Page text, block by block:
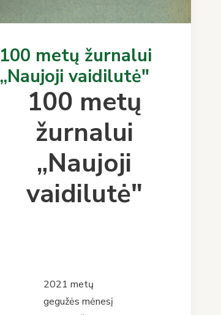
100 metų žurnalui
„Naujoji vaidilutė"
100 metų
žurnalui
„Naujoji
vaidilutė"
2021 metų
gegužės mėnesį